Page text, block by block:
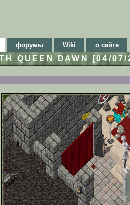
форумы Wiki о сайте
QUEEN DAWN [04/